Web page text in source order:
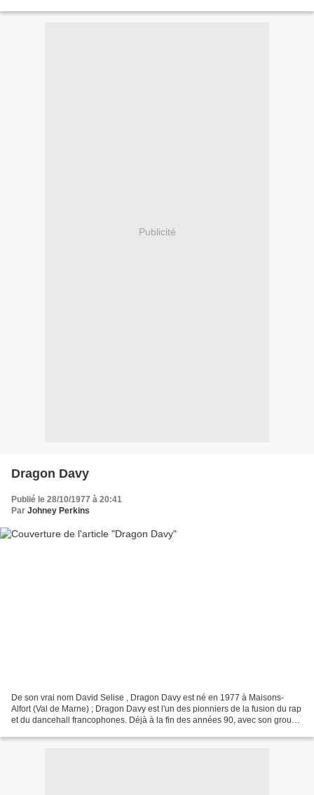
Publicité
Dragon Davy
Publié le 28/10/1977 à 20:41
Par Johney Perkins
De son vrai nom David Selise , Dragon Davy est né en 1977 à Maisons-
Alfort (Val de Marne) ; Dragon Davy est l'un des pionniers de la fusion du rap
et du dancehall francophones. Déjà à la fin des années 90, avec son groupe